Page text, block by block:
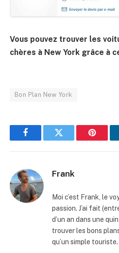
Vous pouvez trouver les
chères à New York grâce à
Bon Plan New York
FacebookTwitter
Frank
Moi c’est Frank, le
passion. J’ai fait
d’un an dans une
trouver les bons
qu’un simple touriste.